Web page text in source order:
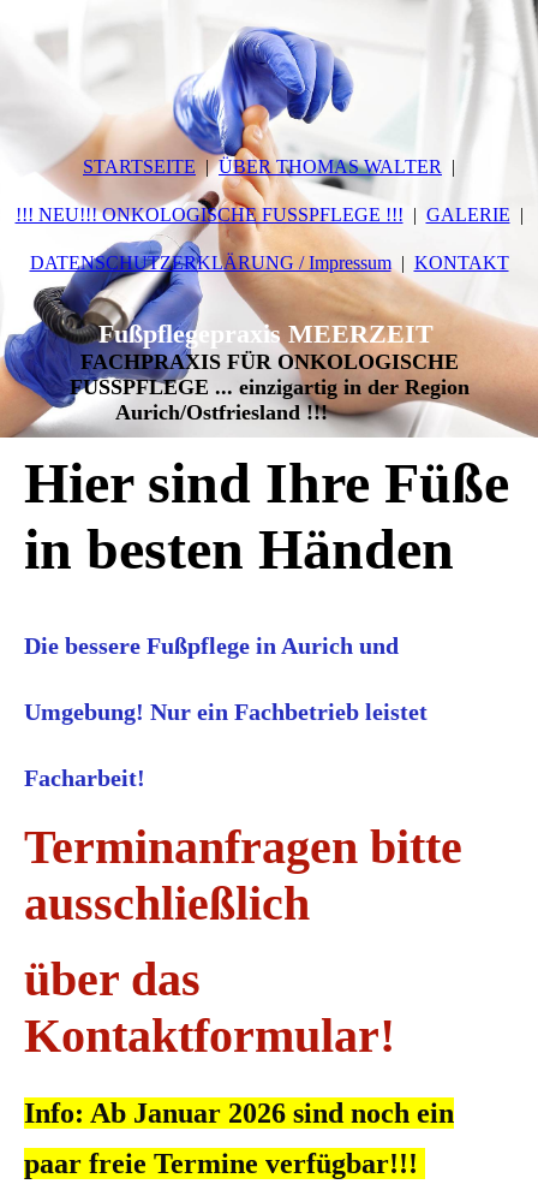
STARTSEITE ÜBER THOMAS WALTER
!!! NEU!!! ONKOLOGISCHE FUSSPFLEGE !!! GALERIE
DATENSCHUTZERKLÄRUNG / Impressum KONTAKT
Fußpflegepraxis MEERZEIT
FACHPRAXIS FÜR ONKOLOGISCHE
FUSSPFLEGE ... einzigartig in der Region
Aurich/Ostfriesland !!!
Hier sind Ihre Füße
in besten Händen
Die bessere Fußpflege in Aurich und
Umgebung! Nur ein Fachbetrieb leistet
Facharbeit!
Terminanfragen bitte
ausschließlich
über das
Kontaktformular!
Info: Ab Januar 2026 sind noch ein
paar freie Termine verfügbar!!!